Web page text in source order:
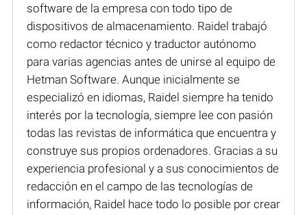
software de la empresa con todo tipo de
dispositivos de almacenamiento. Raidel trabajó
como redactor técnico y traductor autónomo
para varias agencias antes de unirse al equipo de
Hetman Software. Aunque inicialmente se
especializó en idiomas, Raidel siempre ha tenido
interés por la tecnología, siempre lee con pasión
todas las revistas de informática que encuentra y
construye sus propios ordenadores. Gracias a su
experiencia profesional y a sus conocimientos de
redacción en el campo de las tecnologías de
información, Raidel hace todo lo posible por crear